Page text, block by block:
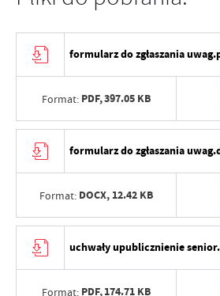
formularz do zgłaszania
Format: PDF,397.05 KB
formularz do zgłaszania
Format: DOCX, 12.42 KB
uchwały upublicznienie
Format: PDF,174.71 KB